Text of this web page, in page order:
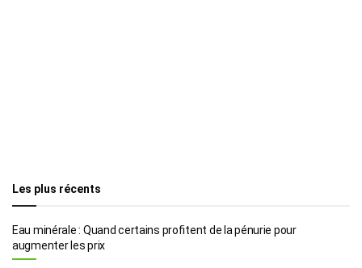
Les plus récents
Eau minérale : Quand certains profitent de la pénurie pour
augmenter les prix